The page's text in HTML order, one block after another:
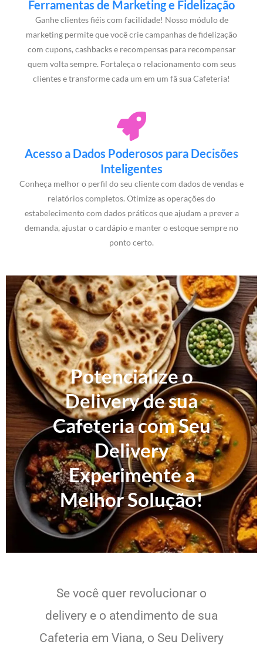
Ferramentas de Marketing e Fidelização
Ganhe clientes fiéis com facilidade! Nosso módulo de
marketing permite que você crie campanhas de fidelização
com cupons, cashbacks e recompensas para recompensar
quem volta sempre. Fortaleça o relacionamento com seus
clientes e transforme cada um em um fã sua Cafeteria!
Acesso a Dados Poderosos para Decisões
Inteligentes
Conheça melhor o perfil do seu cliente com dados de vendas e
relatórios completos. Otimize as operações do
estabelecimento com dados práticos que ajudam a prever a
demanda, ajustar o cardápio e manter o estoque sempre no
ponto certo.
Potencialize o
Delivery de sua
Cafeteria com Seu
Delivery
Experimente a
Melhor Solução!
Se você quer revolucionar o
delivery e o atendimento de sua
Cafeteria em Viana, o Seu Delivery